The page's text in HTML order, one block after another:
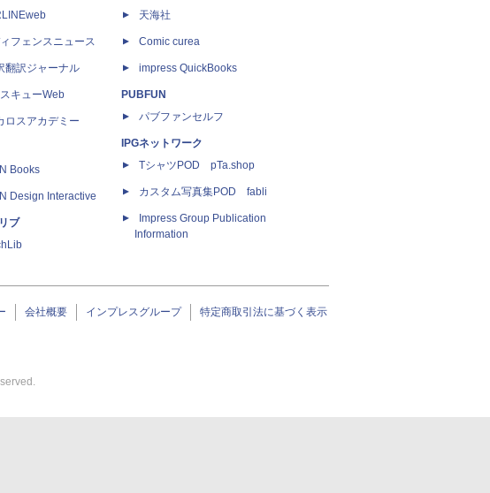
フェンスニュース
翻訳ジャーナル
キューWeb
ロスアカデミー
Books
Design Interactive
ブ
天海社
Comic curea
impress QuickBooks
PUBFUN
パブファンセルフ
IPGネットワーク
TシャツPOD pTa.shop
カスタム写真集POD fabli
Impress Group Publication
Information
会社概要 インプレスグループ 特定商取引法に基づく表示